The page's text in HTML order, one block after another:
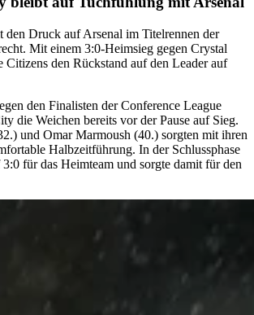
den Druck auf Arsenal im Titelrennen der
Mit einem 3:0-Heimsieg gegen Crystal
Citizens den Rückstand auf den Leader auf
den Finalisten der Conference League
die Weichen bereits vor der Pause auf Sieg.
und Omar Marmoush (40.) sorgten mit ihren
Halbzeitführung. In der Schlussphase
für das Heimteam und sorgte damit für den